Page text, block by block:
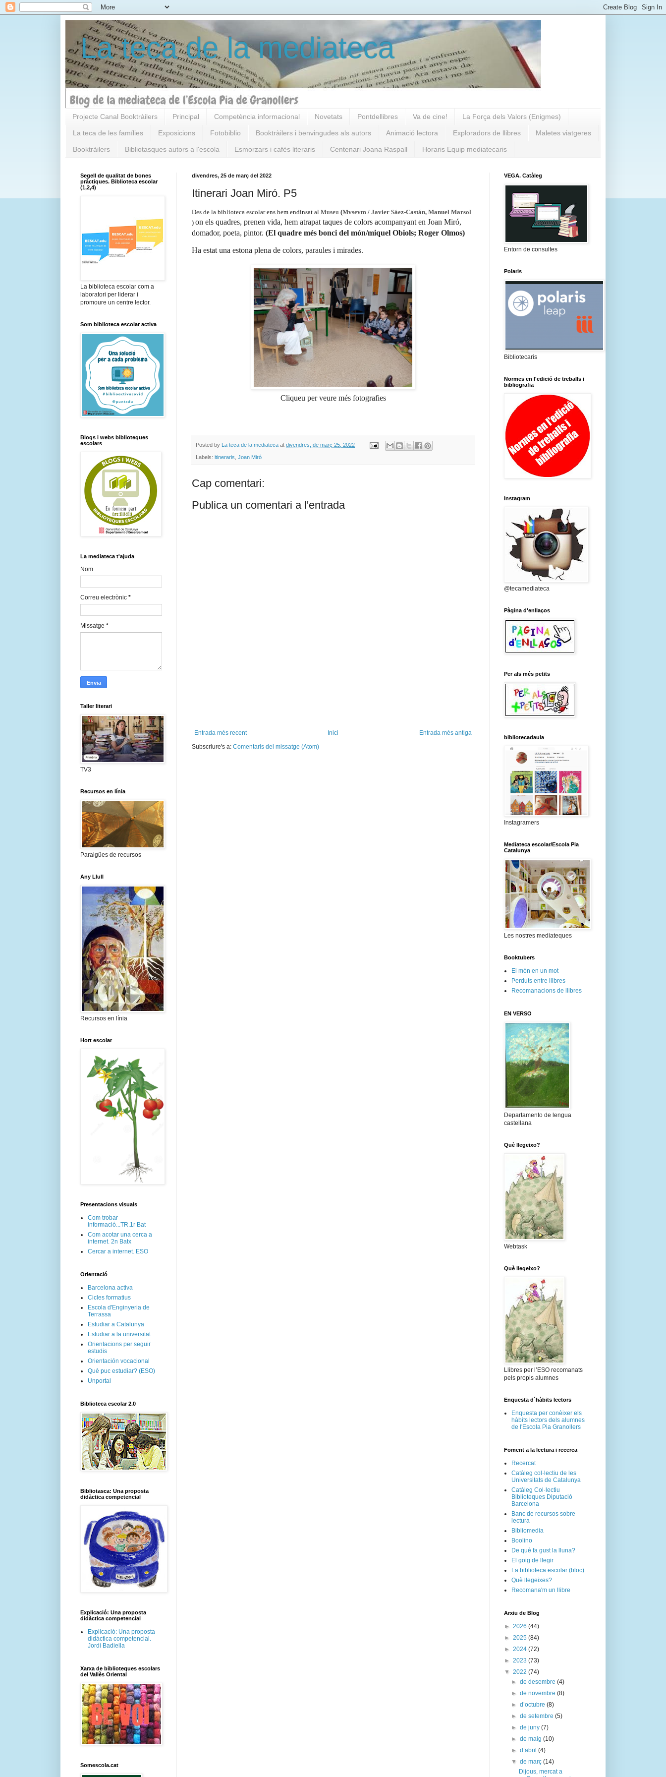
La teca de la mediateca
Projecte Canal Booktràilers Principal Competència informacional Novetats Pontdellibres Va de cine! La Força dels Valors (Enigmes)
La teca de les famílies Exposicions Fotobiblio Booktràilers i benvingudes als autors Animació lectora Exploradors de llibres Maletes viatgeres
Booktràilers Bibliotasques autors a l'escola Esmorzars i cafès literaris Centenari Joana Raspall Horaris Equip mediatecaris
divendres, 25 de març del 2022
Itinerari Joan Miró. P5
Des de la biblioteca escolar ens hem endinsat al Museu (Mvsevm / Javier Sáez-Castán, Manuel Marsol
) on els quadres, prenen vida, hem atrapat taques de colors acompanyant en Joan Miró,
domador, poeta, pintor. (El quadre més bonci del món/miquel Obiols; Roger Olmos)
Ha estat una estona plena de colors, paraules i mirades.
Cliqueu per veure més fotografies
Posted by La teca de la mediateca at divendres, de març 25, 2022
Labels: itineraris Joan Miró
Cap comentari:
Publica un comentari a l'entrada
Entrada més recent Entrada més antiga
Inici
Subscriure's a: Comentaris del missatge (Atom)
Segell de qualitat de bones
pràctiques. Biblioteca escolar
(1,2,4)
La biblioteca escolar com a
laboratori per liderar i
promoure un centre lector.
Som biblioteca escolar activa
Blogs i webs biblioteques
escolars
La mediateca t'ajuda
Nom
Correu electrònic *
Missatge *
Taller literari
TV3
Recursos en línia
Paraigües de recursos
Any Llull
Recursos en línia
Hort escolar
Presentacions visuals
Com trobar
informació...TR.1r Bat
Com acotar una cerca a
internet. 2n Batx
Cercar a internet. ESO
Orientació
Barcelona activa
Cicles formatius
Escola d'Enginyeria de
Terrassa
Estudiar a Catalunya
Estudiar a la universitat
Orientacions per seguir
estudis
Orientación vocacional
Què puc estudiar? (ESO)
Unportal
Biblioteca escolar 2.0
Bibliotasca: Una proposta
didàctica competencial
Explicació: Una proposta
didàctica competencial
Explicació: Una proposta
didàctica competencial.
Jordi Badiella
Xarxa de biblioteques escolars
del Vallès Oriental
Somescola.cat
VEGA. Catàleg
Entorn de consultes
Polaris
Bibliotecaris
Normes en l'edició de treballs i
bibliografia
Instagram
@tecamediateca
Pàgina d'enllaços
Per als més petits
bibliotecadaula
Instagramers
Mediateca escolar/Escola Pia
Catalunya
Les nostres mediateques
Booktubers
El món en un mot
Perduts entre llibres
Recomanacions de llibres
EN VERSO
Departamento de lengua
castellana
Què llegeixo?
Webtask
Què llegeixo?
Llibres per l’ESO recomanats
pels propis alumnes
Enquesta d´hàbits lectors
Enquesta per conèixer els
hàbits lectors dels alumnes
de l'Escola Pia Granollers
Foment a la lectura i recerca
Recercat
Catàleg col·lectiu de les
Universitats de Catalunya
Catàleg Col·lectiu
Biblioteques Diputació
Barcelona
Banc de recursos sobre
lectura
Bibliomedia
Boolino
De què fa gust la lluna?
El goig de llegir
La biblioteca escolar (bloc)
Què llegeixes?
Recomana'm un llibre
Arxiu de Blog
► 2026 (44)
► 2025 (84)
► 2024 (72)
► 2023 (73)
▼ 2022 (74)
►de desembre(4)
►de novembre(8)
►d’octubre(8)
►de setembre(5)
►de juny(7)
►de maig(10)
►d’abril(4)
▼de març(14)
Dijous, mercat a